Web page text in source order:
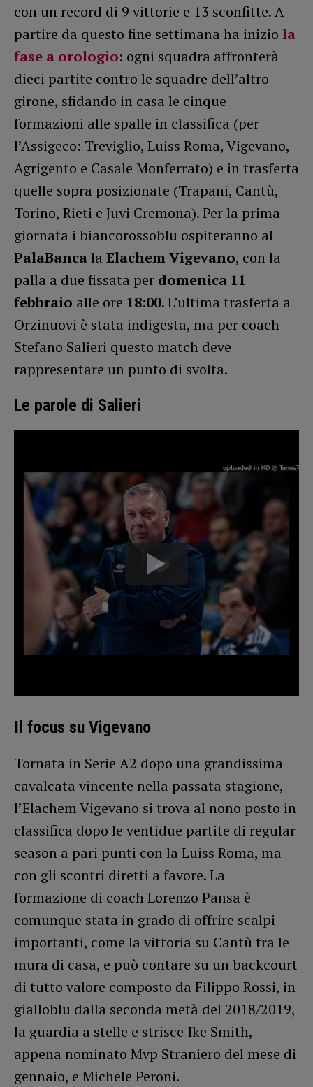
con un record di 9 vittorie e 13 sconfitte. A
partire da questo fine settimana ha inizio la
fase a orologio: ogni squadra affronterà
dieci partite contro le squadre dell’altro
girone, sfidando in casa le cinque
formazioni alle spalle in classifica (per
l’Assigeco: Treviglio, Luiss Roma, Vigevano,
Agrigento e Casale Monferrato) e in trasferta
quelle sopra posizionate (Trapani, Cantù,
Torino, Rieti e Juvi Cremona). Per la prima
giornata i biancorossoblu ospiteranno al
PalaBancala Elachem Vigevano, con la
palla a due fissata per domenica 11
febbraio alle ore 18:00. L’ultima trasferta a
Orzinuovi è stata indigesta, ma per coach
Stefano Salieri questo match deve
rappresentare un punto di svolta.
Le parole di Salieri
Il focus su Vigevano
Tornata in Serie A2 dopo una grandissima
cavalcata vincente nella passata stagione,
l’Elachem Vigevano si trova al nono posto in
classifica dopo le ventidue partite di regular
season a pari punti con la Luiss Roma, ma
con gli scontri diretti a favore. La
formazione di coach Lorenzo Pansa è
comunque stata in grado di offrire scalpi
importanti, come la vittoria su Cantù tra le
mura di casa, e può contare su un backcourt
di tutto valore composto da Filippo Rossi, in
gialloblu dalla seconda metà del 2018/2019,
la guardia a stelle e strisce Ike Smith,
appena nominato Mvp Straniero del mese di
gennaio, e Michele Peroni.